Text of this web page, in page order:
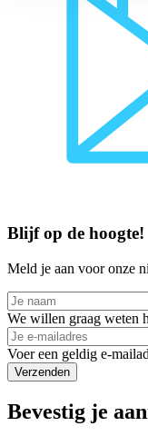
Blijf op de hoogte!
Meld je aan voor onze
We willen graag weten
Voer een geldig e-
Verzenden
Bevestig je